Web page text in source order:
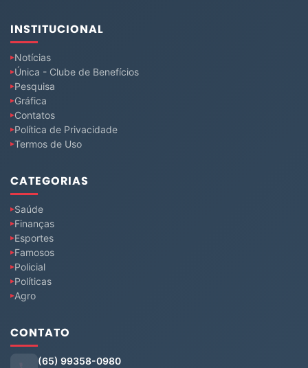
INSTITUCIONAL
Notícias
Única - Clube de Benefícios
Pesquisa
Gráfica
Contatos
Política de Privacidade
Termos de Uso
CATEGORIAS
Saúde
Finanças
Esportes
Famosos
Policial
Políticas
Agro
CONTATO
(65) 99358-0980